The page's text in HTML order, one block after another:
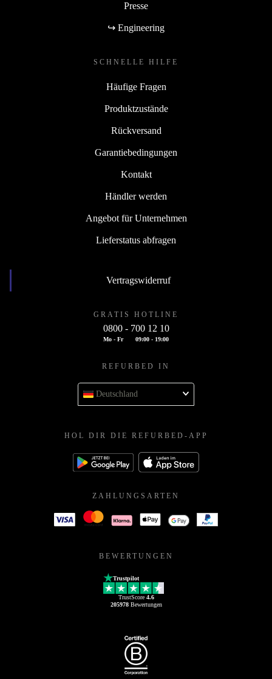
Presse
↪ Engineering
SCHNELLE HILFE
Häufige Fragen
Produktzustände
Rückversand
Garantiebedingungen
Kontakt
Händler werden
Angebot für Unternehmen
Lieferstatus abfragen
Vertragswiderruf
GRATIS HOTLINE
0800 - 700 12 10
Mo - Fr 09:00 - 19:00
REFURBED IN
Deutschland
HOL DIR DIE REFURBED-APP
ZAHLUNGSARTEN
BEWERTUNGEN
Trustpilot
TrustScore 4.6
205978Bewertungen